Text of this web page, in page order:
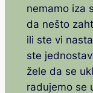
nemamo iza
da nešto
ili ste vi
ste
žele da se
radujemo se